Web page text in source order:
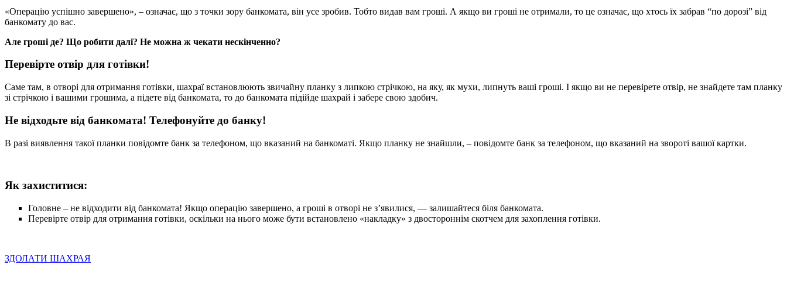
«Операцію успішно завершено», – означає, що з точки зору банкомата, він усе зробив. Тобто видав вам гроші. А якщо ви гроші не отримали, то це означає, що хтось їх забрав “по дорозі” від
банкомату до вас.
Але гроші де? Що робити далі? Не можна ж чекати нескінченно?
Перевірте отвір для готівки!
Саме там, в отворі для отримання готівки, шахраї встановлюють звичайну планку з липкою стрічкою, на яку, як мухи, липнуть ваші гроші. І якщо ви не перевірете отвір, не знайдете там планку
зі стрічкою і вашими грошима, а підете від банкомата, то до банкомата підійде шахрай і забере свою здобич.
Не відходьте від банкомата! Телефонуйте до банку!
В разі виявлення такої планки повідомте банк за телефоном, що вказаний на банкоматі. Якщо планку не знайшли, – повідомте банк за телефоном, що вказаний на звороті вашої картки.
Як захиститися:
Головне – не відходити від банкомата! Якщо операцію завершено, а гроші в отворі не з’явилися, — залишайтеся біля банкомата.
Перевірте отвір для отримання готівки, оскільки на нього може бути встановлено «накладку» з двостороннім скотчем для захоплення готівки.
ЗДОЛАТИ ШАХРАЯ